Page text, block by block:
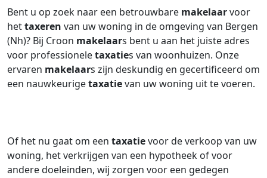
Bent u op zoek naar een betrouwbare makelaarvoor
hettaxeren van uw woning in de omgeving van Bergen
(Nh)? Bij Croon makelaars bent u aan het juiste adres
voor professioneletaxaties van woonhuizen. Onze
ervaren makelaars zijn deskundig en gecertificeerd om
een nauwkeurigetaxatievan uw woning uit te voeren.
Of het nu gaat om een taxatievoor de verkoop van uw
woning, het verkrijgen van een hypotheek of voor
andere doeleinden, wij zorgen voor een gedegen